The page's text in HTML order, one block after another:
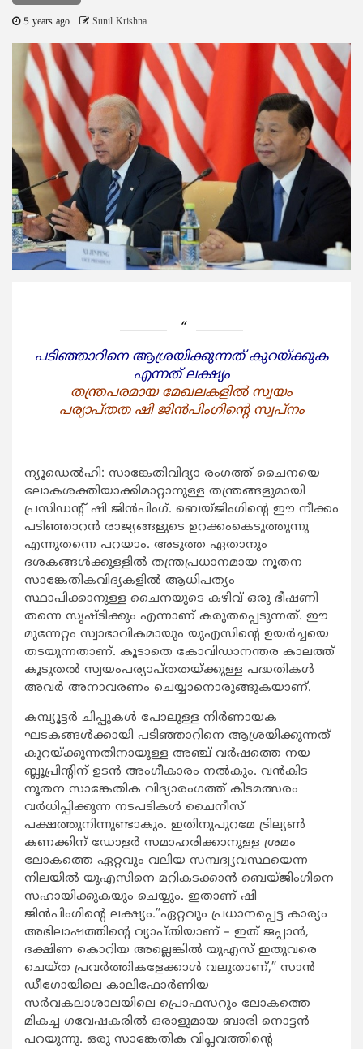
5 years ago Sunil Krishna
പടിഞ്ഞാറിനെ ആശ്രയിക്കുന്നത് കുറയ്ക്കുക
എന്നത് ലക്ഷ്യം
തന്ത്രപരമായ മേഖലകളില്‍ സ്വയം
പര്യാപ്തത ഷി ജിന്‍പിംഗിന്‍റെ സ്വപ്നം
ന്യൂഡെല്‍ഹി: സാങ്കേതിവിദ്യാ രംഗത്ത് ചൈനയെ
ലോകശക്തിയാക്കിമാറ്റാനുള്ള തന്ത്രങ്ങളുമായി
പ്രസിഡന്‍റ് ഷി ജിന്‍പിംഗ്. ബെയ്ജിംഗിന്‍റെ ഈ നീക്കം
പടിഞ്ഞാറന്‍ രാജ്യങ്ങളുടെ ഉറക്കംകെടുത്തുന്നു
എന്നുതന്നെ പറയാം. അടുത്ത ഏതാനും
ദശകങ്ങള്‍ക്കുള്ളില്‍ തന്ത്രപ്രധാനമായ നൂതന
സാങ്കേതികവിദ്യകളില്‍ ആധിപത്യം
സ്ഥാപിക്കാനുള്ള ചൈനയുടെ കഴിവ് ഒരു ഭീഷണി
തന്നെ സൃഷ്ടിക്കും എന്നാണ് കരുതപ്പെടുന്നത്. ഈ
മുന്നേറ്റം സ്വാഭാവികമായും യുഎസിന്‍റെ ഉയര്‍ച്ചയെ
തടയുന്നതാണ്. കൂടാതെ കോവിഡാനന്തര കാലത്ത്
കൂടുതല്‍ സ്വയംപര്യാപ്തതയ്ക്കുള്ള പദ്ധതികള്‍
അവര്‍ അനാവരണം ചെയ്യാനൊരുങ്ങുകയാണ്.
കമ്പ്യൂട്ടര്‍ ചിപ്പുകള്‍ പോലുള്ള നിര്‍ണായക
ഘടകങ്ങള്‍ക്കായി പടിഞ്ഞാറിനെ ആശ്രയിക്കുന്നത്
കുറയ്ക്കുന്നതിനായുള്ള അഞ്ച് വര്‍ഷത്തെ നയ
ബ്ലൂപ്രിന്‍റിന് ഉടന്‍ അംഗീകാരം നല്‍കും. വന്‍കിട
നൂതന സാങ്കേതിക വിദ്യാരംഗത്ത് കിടമത്സരം
വര്‍ധിപ്പിക്കുന്ന നടപടികള്‍ ചൈനീസ്
പക്ഷത്തുനിന്നുണ്ടാകും. ഇതിനുപുറമേ ട്രില്യണ്‍
കണക്കിന് ഡോളര്‍ സമാഹരിക്കാനുള്ള ശ്രമം
ലോകത്തെ ഏറ്റവും വലിയ സമ്പദ്വ്യവസ്ഥയെന്ന
നിലയില്‍ യുഎസിനെ മറികടക്കാന്‍ ബെയ്ജിംഗിനെ
സഹായിക്കുകയും ചെയ്യും. ഇതാണ് ഷി
ജിന്‍പിംഗിന്‍റെ ലക്ഷ്യം.”ഏറ്റവും പ്രധാനപ്പെട്ട കാര്യം
അഭിലാഷത്തിന്‍റെ വ്യാപ്തിയാണ് – ഇത് ജപ്പാന്‍,
ദക്ഷിണ കൊറിയ അല്ലെങ്കില്‍ യുഎസ് ഇതുവരെ
ചെയ്ത പ്രവര്‍ത്തികളേക്കാള്‍ വലുതാണ്,” സാന്‍
ഡീഗോയിലെ കാലിഫോര്‍ണിയ
സര്‍വകലാശാലയിലെ പ്രൊഫസറും ലോകത്തെ
മികച്ച ഗവേഷകരില്‍ ഒരാളുമായ ബാരി നൊട്ടന്‍
പറയുന്നു. ഒരു സാങ്കേതിക വിപ്ലവത്തിന്‍റെ